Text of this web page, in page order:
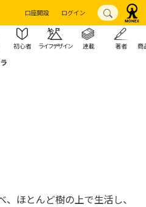
口座開設 ログイン
初心者 ライフデザイン 連載 著者 商
ほとんど樹の上で生活し、